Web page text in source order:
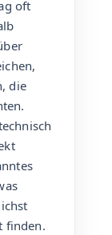
oft
die
finden.